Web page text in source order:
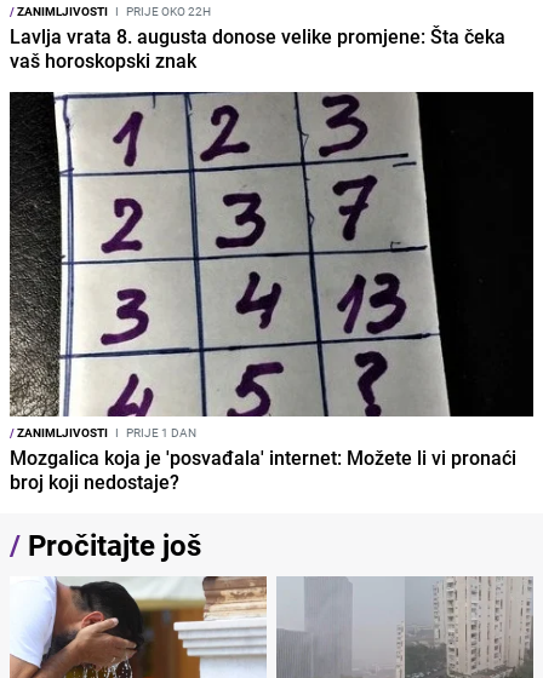
/ZANIMLJIVOSTI I PRIJE OKO 22H
Lavlja vrata 8. augusta donose velike promjene: Šta čeka
vaš horoskopski znak
/ZANIMLJIVOSTI I PRIJE 1 DAN
Mozgalica koja je 'posvađala' internet: Možete li vi pronaći
broj koji nedostaje?
/ Pročitajte još